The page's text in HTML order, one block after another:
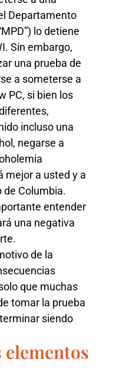
Departamento
lo detiene
Sin embargo,
una prueba de
a someterse a
PC, si bien los
incluso una
negarse a
mejor a usted y a
de Columbia.
entender
una negativa
de la
que muchas
tomar la prueba
siendo
elementos